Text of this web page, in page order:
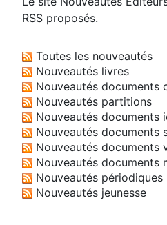
RSS proposés.
Toutes les nouveautés
Nouveautés livres
Nouveautés documents
Nouveautés partitions
Nouveautés documents
Nouveautés documents
Nouveautés documents
Nouveautés documents
Nouveautés périodiques
Nouveautés jeunesse